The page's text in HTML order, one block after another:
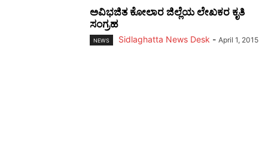
ಅವಿಭಜಿತ ಕೋಲಾರ ಜಿಲ್ಲೆಯ ಲೇಖಕರ ಕೃತಿ
ಸಂಗ್ರಹ
NEWS Sidlaghatta News Desk - April 1, 2015